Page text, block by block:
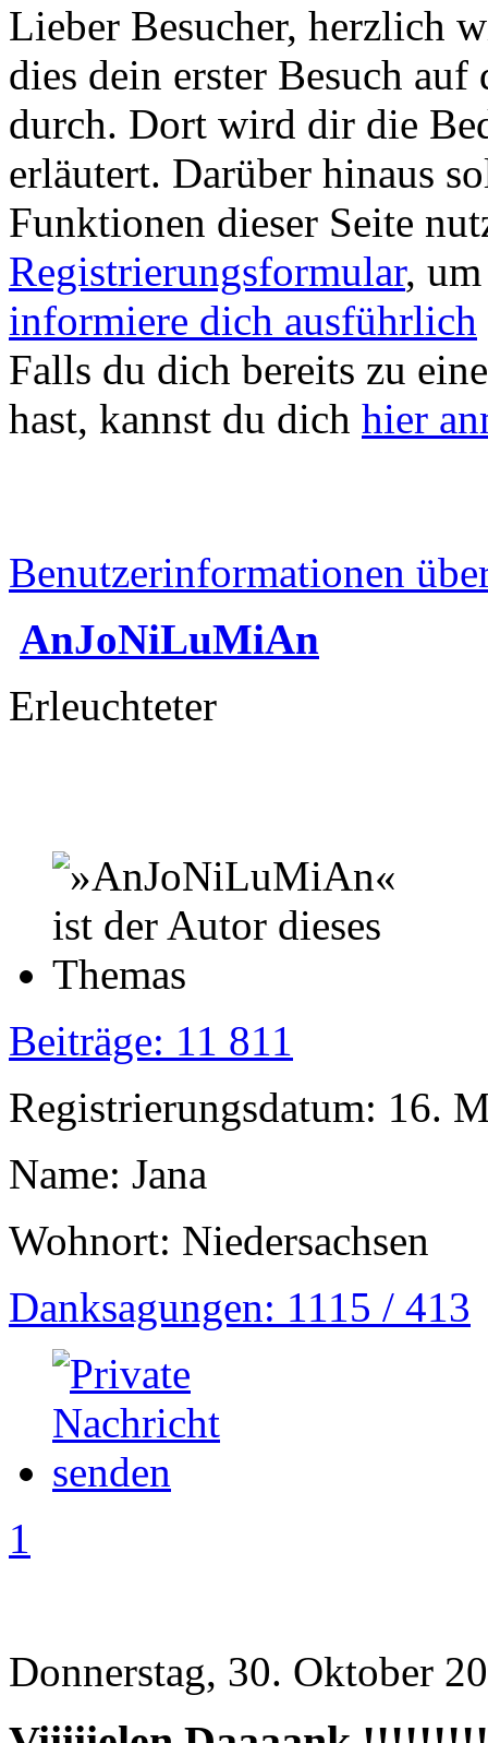
Lieber Besucher, herzlich
dies dein erster Besuch
durch. Dort wird dir die
erläutert. Darüber hinaus
Funktionen dieser Seite
Registrierungsformular,
informiere dich ausführlich
Falls du dich bereits zu
hast, kannst du dich hier
Benutzerinformationen
AnJoNiLuMiAn
Erleuchteter
Beiträge: 11 811
Registrierungsdatum: 16.
Name: Jana
Wohnort: Niedersachsen
Danksagungen: 1115 / 413
1
Donnerstag, 30. Oktober